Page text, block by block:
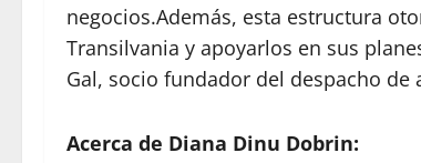
negocios.Además, esta estructura
Transilvania y apoyarlos en sus
Gal, socio fundador del despacho de
Acerca de Diana Dinu Dobrin: